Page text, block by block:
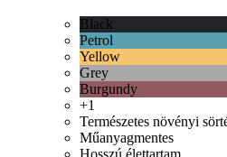
Black
Petrol
Yellow
Grey
Burgundy
+1
Természetes növényi
Műanyagmentes
Hosszú élettartam